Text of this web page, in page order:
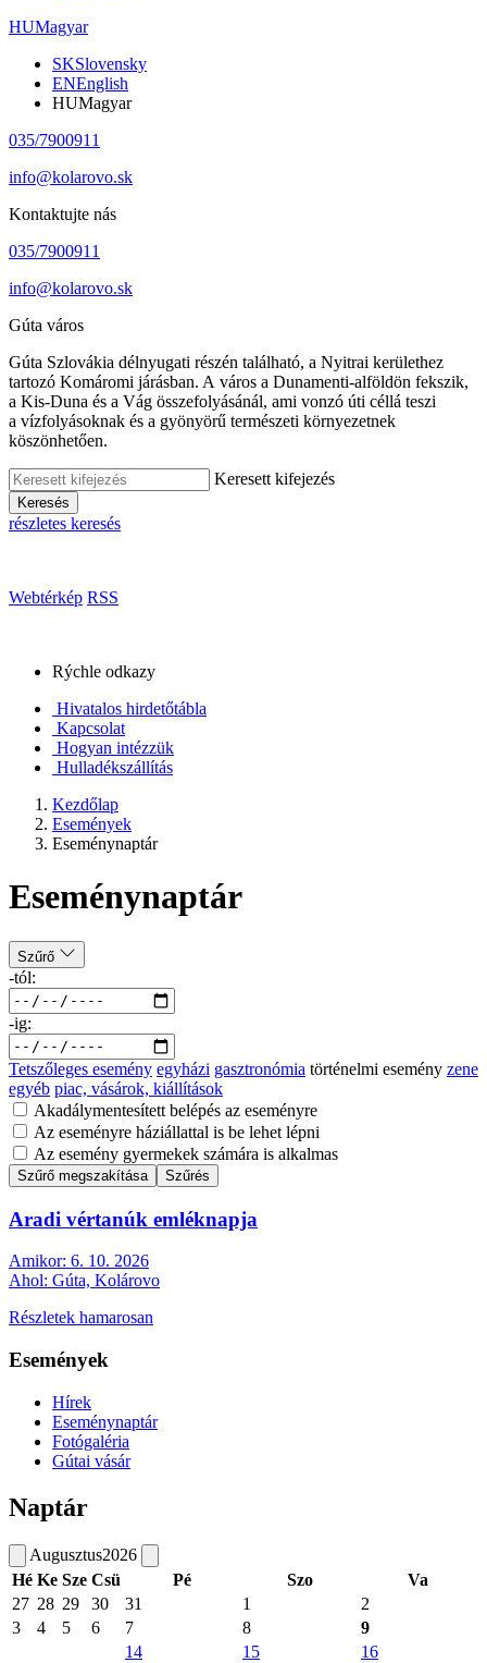
HUMagyar
SKSlovensky
ENEnglish
HUMagyar
035/7900911
info@kolarovo.sk
Kontaktujte nás
035/7900911
info@kolarovo.sk
Gúta város
Gúta Szlovákia délnyugati részén található, a Nyitrai kerülethez
tartozó Komáromi járásban. A város a Dunamenti-alföldön fekszik,
a Kis-Duna és a Vág összefolyásánál, ami vonzó úti céllá teszi
a vízfolyásoknak és a gyönyörű természeti környezetnek
köszönhetően.
Keresett kifejezés
Keresés
részletes keresés
Webtérkép RSS
Rýchle odkazy
Hivatalos hirdetőtábla
Kapcsolat
Hogyan intézzük
Hulladékszállítás
Kezdőlap
Események
Eseménynaptár
Eseménynaptár
Szűrő
-tól:
-ig:
Tetszőleges esemény egyházi gasztronómia történelmi esemény zene
egyéb piac, vásárok, kiállítások
Akadálymentesített belépés az eseményre
Az eseményre háziállattal is be lehet lépni
Az esemény gyermekek számára is alkalmas
Szűrő megszakítása Szűrés
Aradi vértanúk emléknapja
Amikor: 6. 10. 2026
Ahol: Gúta, Kolárovo
Részletek hamarosan
Események
Hírek
Eseménynaptár
Fotógaléria
Gútai vásár
Naptár
Augusztus2026
Hé Ke Sze Csü Pé Szo
Va
27 28 29 30 31 1
2
3
4 5 6 7 8
9
14
15
16